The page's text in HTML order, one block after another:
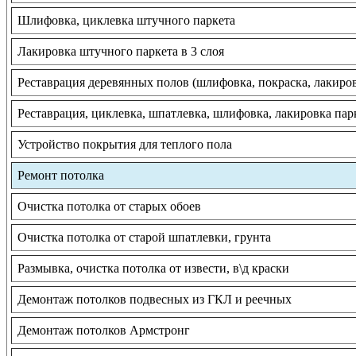
Шлифовка, циклевка штучного паркета
Лакировка штучного паркета в 3 слоя
Реставрация деревянных полов (шлифовка, покраска,
Реставрация, циклевка, шпатлевка, шлифовка, лакировка
Устройство покрытия для теплого пола
Ремонт потолка
Очистка потолка от старых обоев
Очистка потолка от старой шпатлевки, грунта
Размывка, очистка потолка от извести, в\д краски
Демонтаж потолков подвесных из ГКЛ и реечных
Демонтаж потолков Армстронг